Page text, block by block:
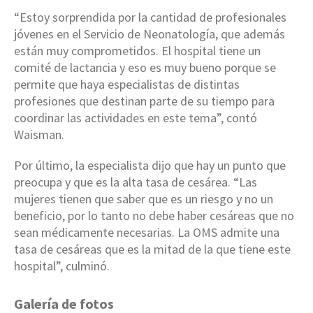
“Estoy sorprendida por la cantidad de profesionales
jóvenes en el Servicio de Neonatología, que además
están muy comprometidos. El hospital tiene un
comité de lactancia y eso es muy bueno porque se
permite que haya especialistas de distintas
profesiones que destinan parte de su tiempo para
coordinar las actividades en este tema”, contó
Waisman.
Por último, la especialista dijo que hay un punto que
preocupa y que es la alta tasa de cesárea. “Las
mujeres tienen que saber que es un riesgo y no un
beneficio, por lo tanto no debe haber cesáreas que no
sean médicamente necesarias. La OMS admite una
tasa de cesáreas que es la mitad de la que tiene este
hospital”, culminó.
Galería de fotos